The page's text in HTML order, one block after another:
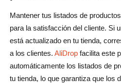
Mantener tus listados de
para la satisfacción del cliente. Si
está actualizado en tu tienda,
a los clientes. AliDrop facilita este
automáticamente los listados de
tu tienda, lo que garantiza que los